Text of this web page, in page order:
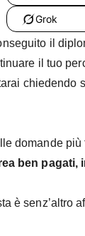
Grok
il
il tuo
chiedendo
domande
ben pagati,
è senz’altro